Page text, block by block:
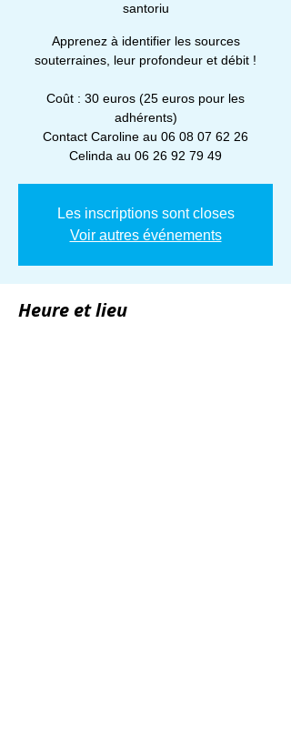
santoriu
Apprenez à identifier les sources
souterraines, leur profondeur et débit !
Coût : 30 euros (25 euros pour les
adhérents)
Contact Caroline au 06 08 07 62 26
Celinda au 06 26 92 79 49
Les inscriptions sont closes
Voir autres événements
Heure et lieu